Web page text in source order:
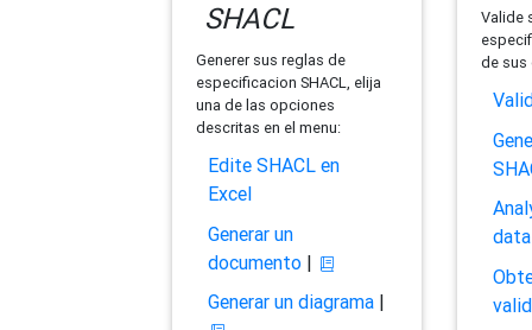
SHACL
Generer sus reglas de
especificacion SHACL, elija
una de las opciones
descritas en el menu:
Edite SHACL en
Excel
Generar un
documento|
Generar un diagrama|
Valide
de sus